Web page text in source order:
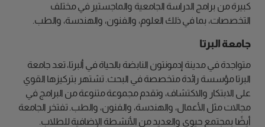
كبيرة من برامج الدراسة الجامعية والماجستير في مختلف
التخصصات، بما في ذلك العلوم، والفنون، والهندسة، والطب.
جامعة البرتا
متواجدة في مدينة إدمونتون النابضة بالحياة في ألبرتا، تعد جامعة
البرتا مؤسسة رائدة متخصصة في البحث. تشتهر بتركيزها القوي
على الابتكار والاكتشاف، وتقدم مجموعة متنوعة من البرامج في
مجالات مثل الأعمال، والهندسة، والفنون، والطب. تفتخر الجامعة
أيضًا بمجتمع حيوي والعديد من الأنشطة الإضافية للطلاب.